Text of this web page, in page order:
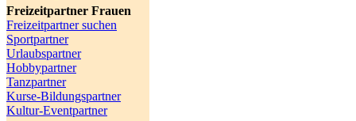
Freizeitpartner Frauen
Freizeitpartner suchen
Sportpartner
Urlaubspartner
Hobbypartner
Tanzpartner
Kurse-Bildungspartner
Kultur-Eventpartner